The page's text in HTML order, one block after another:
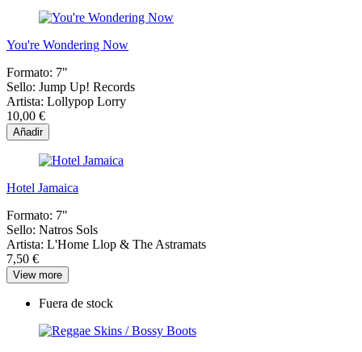
You're Wondering Now
Formato: 7"
Sello: Jump Up! Records
Artista: Lollypop Lorry
10,00 €
Añadir
Hotel Jamaica
Formato: 7"
Sello: Natros Sols
Artista: L'Home Llop & The Astramats
7,50 €
View more
Fuera de stock